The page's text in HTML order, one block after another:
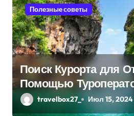
Полезные советы
Поиск Курорта для
Помощью
travelbox27_ Июл 15, 2024